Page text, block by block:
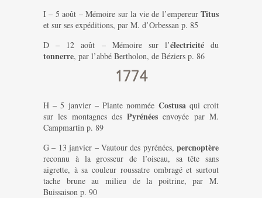
I – 5 août – Mémoire sur la vie de l’empereur Titus
et sur ses expéditions, par M. d’Orbessan p. 85
D – 12 août – Mémoire sur l’électricitédu
tonnerre, par l’abbé Bertholon, de Béziers p. 86
1774
H – 5 janvier – Plante nommée Costusaqui croit
sur les montagnes desPyrénées envoyée par M.
Campmartin p. 89
G – 13 janvier – Vautour des pyrénées, percnoptère
reconnu à la grosseur de l’oiseau, sa tête sans
aigrette, à sa couleur roussatre ombragé et surtout
tache brune au milieu de la poitrine, par M.
Buissaison p. 90